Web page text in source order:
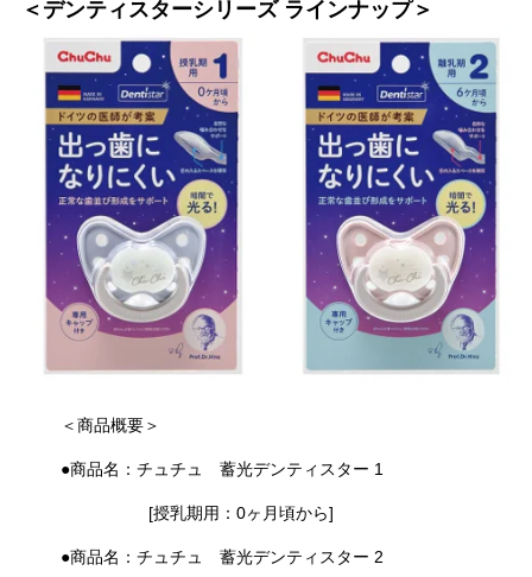
＜デンティスターシリーズ ラインナップ＞
＜商品概要＞
●商品名：チュチュ 蓄光デンティスター 1
[授乳期用：0ヶ月頃から]
●商品名：チュチュ 蓄光デンティスター 2